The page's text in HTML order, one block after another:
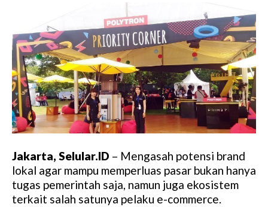
Jakarta, Selular.ID – Mengasah potensi brand
lokal agar mampu memperluas pasar bukan hanya
tugas pemerintah saja, namun juga ekosistem
terkait salah satunya pelaku e-commerce.